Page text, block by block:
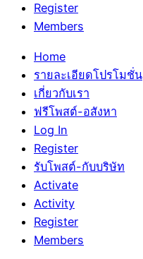
Register
Members
Home
รายละเอียดโปรโมชั่น
เกี่ยวกับเรา
ฟรีโพสต์-อสังหา
Log In
Register
รับโพสต์-กับบริษัท
Activate
Activity
Register
Members